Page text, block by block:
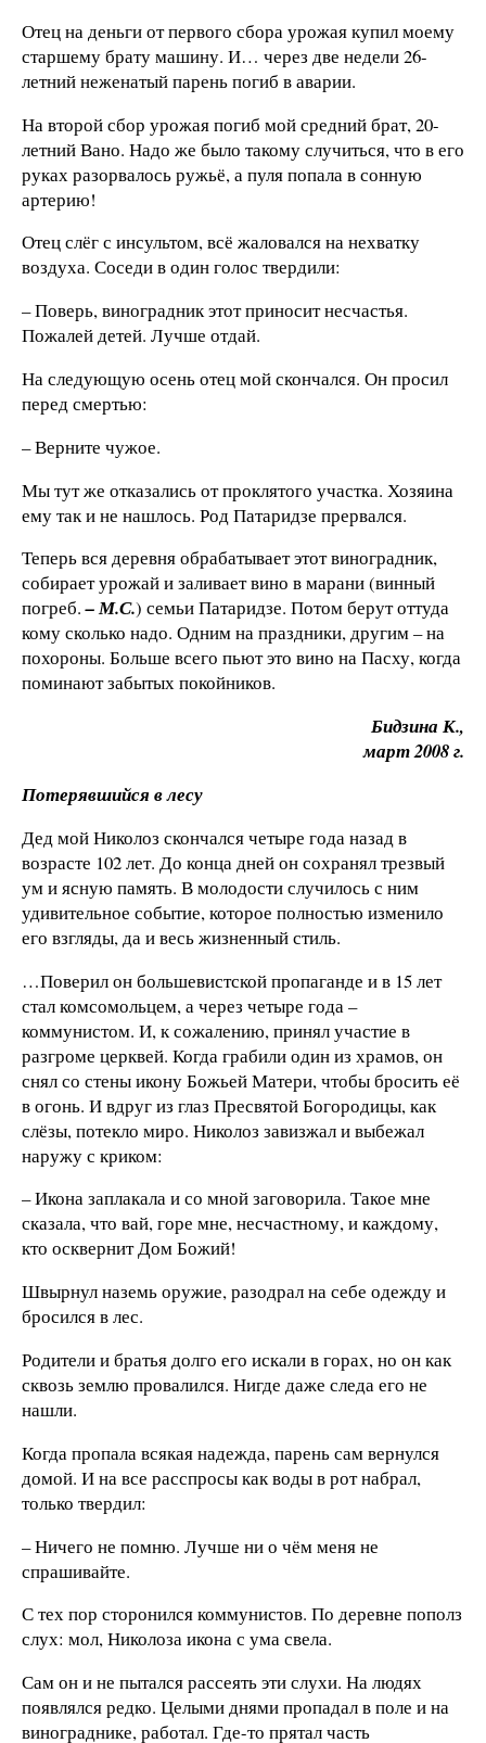
Отец на деньги от первого сбора урожая купил моему
старшему брату машину. И… через две недели 26-
летний неженатый парень погиб в аварии.
На второй сбор урожая погиб мой средний брат, 20-
летний Вано. Надо же было такому случиться, что в его
руках разорвалось ружьё, а пуля попала в сонную
артерию!
Отец слёг с инсультом, всё жаловался на нехватку
воздуха. Соседи в один голос твердили:
– Поверь, виноградник этот приносит несчастья.
Пожалей детей. Лучше отдай.
На следующую осень отец мой скончался. Он просил
перед смертью:
– Верните чужое.
Мы тут же отказались от проклятого участка. Хозяина
ему так и не нашлось. Род Патаридзе прервался.
Теперь вся деревня обрабатывает этот виноградник,
собирает урожай и заливает вино в марани (винный
погреб.– М.С.) семьи Патаридзе. Потом берут оттуда
кому сколько надо. Одним на праздники, другим – на
похороны. Больше всего пьют это вино на Пасху, когда
поминают забытых покойников.
Бидзина К.,
март 2008 г.
Потерявшийся в лесу
Дед мой Николоз скончался четыре года назад в
возрасте 102 лет. До конца дней он сохранял трезвый
ум и ясную память. В молодости случилось с ним
удивительное событие, которое полностью изменило
его взгляды, да и весь жизненный стиль.
…Поверил он большевистской пропаганде и в 15 лет
стал комсомольцем, а через четыре года –
коммунистом. И, к сожалению, принял участие в
разгроме церквей. Когда грабили один из храмов, он
снял со стены икону Божьей Матери, чтобы бросить её
в огонь. И вдруг из глаз Пресвятой Богородицы, как
слёзы, потекло миро. Николоз завизжал и выбежал
наружу с криком:
– Икона заплакала и со мной заговорила. Такое мне
сказала, что вай, горе мне, несчастному, и каждому,
кто осквернит Дом Божий!
Швырнул наземь оружие, разодрал на себе одежду и
бросился в лес.
Родители и братья долго его искали в горах, но он как
сквозь землю провалился. Нигде даже следа его не
нашли.
Когда пропала всякая надежда, парень сам вернулся
домой. И на все расспросы как воды в рот набрал,
только твердил:
– Ничего не помню. Лучше ни о чём меня не
спрашивайте.
С тех пор сторонился коммунистов. По деревне пополз
слух: мол, Николоза икона с ума свела.
Сам он и не пытался рассеять эти слухи. На людях
появлялся редко. Целыми днями пропадал в поле и на
винограднике, работал. Где-то прятал часть